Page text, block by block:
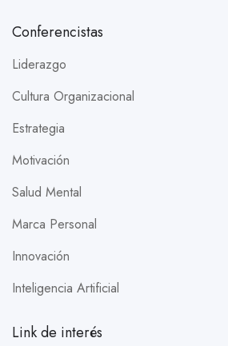
Conferencistas
Liderazgo
Cultura Organizacional
Estrategia
Motivación
Salud Mental
Marca Personal
Innovación
Inteligencia Artificial
Link de interés